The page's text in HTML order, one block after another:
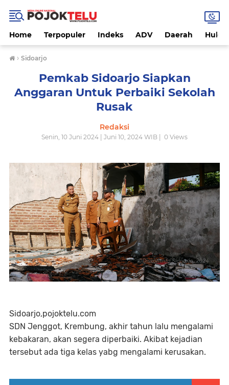
Home Terpopuler Indeks ADV Daerah
› Sidoarjo
Pemkab Sidoarjo Siapkan
Anggaran Untuk Perbaiki Sekolah
Rusak
Redaksi
Senin, 10 Juni 2024 | Juni 10, 2024 WIB | 0 Views
Sidoarjo,pojoktelu.com
SDN Jenggot, Krembung, akhir tahun lalu mengalami
kebakaran, akan segera diperbaiki. Akibat kejadian
tersebut ada tiga kelas yabg mengalami kerusakan.